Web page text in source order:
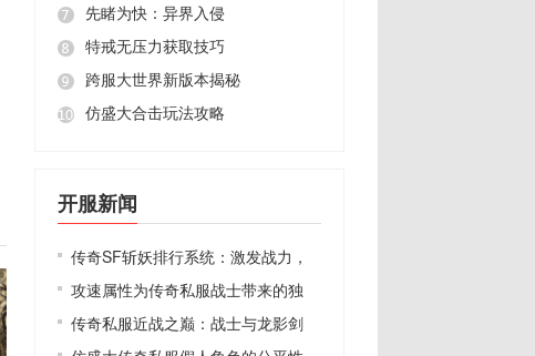
先睹为快：异界入侵
特戒无压力获取技巧
跨服大世界新版本揭秘
仿盛大合击玩法攻略
开服新闻
传奇SF斩妖排行系统：激发战力，
攻速属性为传奇私服战士带来的独
传奇私服近战之巅：战士与龙影剑